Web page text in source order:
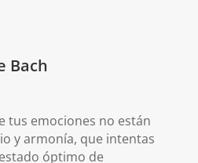
Bach
tus emociones no están
y armonía, que intentas
óptimo de